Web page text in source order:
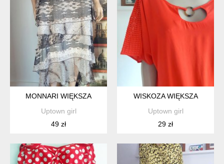
MONNARI WIĘKSZA
Uptown girl
49 zł
WISKOZA WIĘKSZA
Uptown girl
29 zł